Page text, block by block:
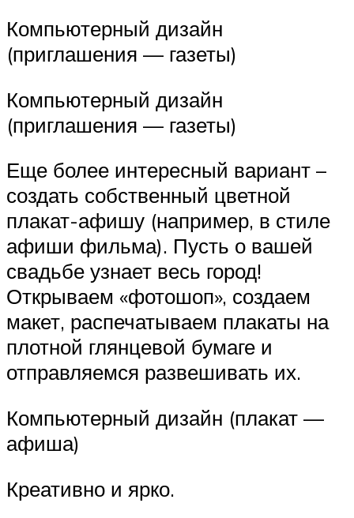
Компьютерный дизайн
(приглашения — газеты)
Компьютерный дизайн
(приглашения — газеты)
Еще более интересный вариант –
создать собственный цветной
плакат-афишу (например, в стиле
афиши фильма). Пусть о вашей
свадьбе узнает весь город!
Открываем «фотошоп», создаем
макет, распечатываем плакаты на
плотной глянцевой бумаге и
отправляемся развешивать их.
Компьютерный дизайн (плакат —
афиша)
Креативно и ярко.